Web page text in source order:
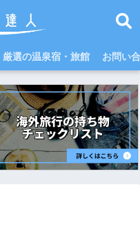
厳選の温泉宿・旅館 お問い